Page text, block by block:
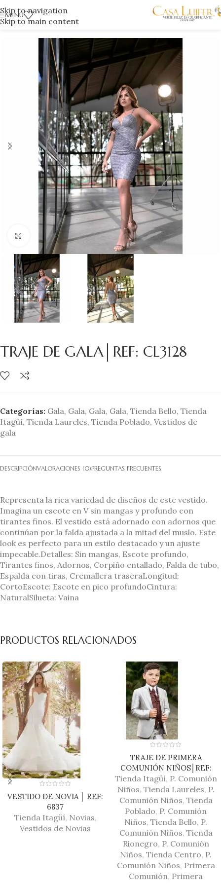
Skip to navigation
Skip to main content
MENÚ
Inicio/ Tienda Itagüí/
Clic para ampliar
TRAJE DE GALA│REF: CL3128
Categorías: Gala, Gala, Gala, Gala, Tienda Bello, Tienda
Itagüí, Tienda Laureles, Tienda Poblado, Vestidos de
gala
DESCRIPCIÓNVALORACIONES (0)PREGUNTAS FRECUENTES
Representa la rica variedad de diseños de este vestido.
Imagina un escote en V sin mangas y profundo con
tirantes finos. El vestido está adornado con adornos que
continúan por la falda ajustada a la mitad del muslo. Este
look es perfecto para un estilo destacado y un ajuste
impecable.Detalles: Sin mangas, Escote profundo,
Tirantes finos, Adornos, Corpiño entallado, Falda de tubo,
Espalda con tiras, Cremallera traseraLongitud:
CortoEscote: Escote en pico profundoCintura:
NaturalSilueta: Vaina
PRODUCTOS RELACIONADOS
VESTIDO DE NOVIA │ REF:
6837
Tienda Itagüí, Novias,
Vestidos de Novias
TRAJE DE PRIMERA
COMUNIÓN NIÑOS│REF:
D1001
Tienda Itagüí, P. Comunión
Niños, Tienda Laureles, P.
Comunión Niños, Tienda
Poblado, P. Comunión
Niños, Tienda Bello, P.
Comunión Niños, Tienda
Rionegro, P. Comunión
Niños, Tienda Centro, P.
Comunión Niños, Primera
Comunión, Primera